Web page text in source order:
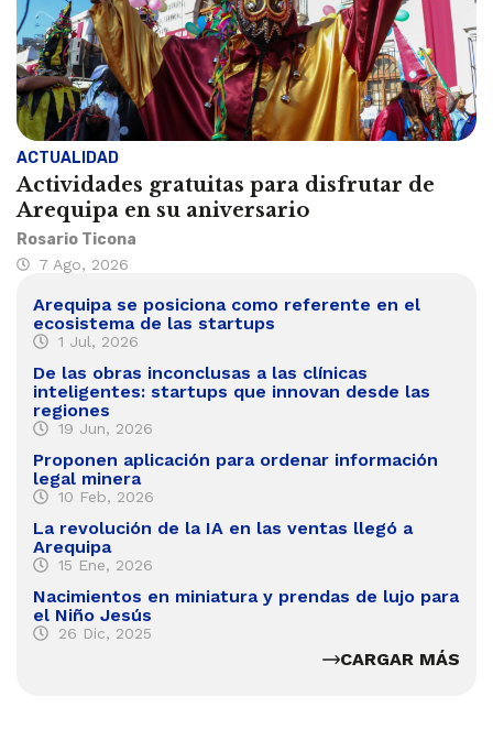
ACTUALIDAD
Actividades gratuitas para disfrutar de
Arequipa en su aniversario
Rosario Ticona
7 Ago, 2026
Arequipa se posiciona como referente en el
ecosistema de las startups
1 Jul, 2026
De las obras inconclusas a las clínicas
inteligentes: startups que innovan desde las
regiones
19 Jun, 2026
Proponen aplicación para ordenar información
legal minera
10 Feb, 2026
La revolución de la IA en las ventas llegó a
Arequipa
15 Ene, 2026
Nacimientos en miniatura y prendas de lujo para
el Niño Jesús
26 Dic, 2025
CARGAR MÁS